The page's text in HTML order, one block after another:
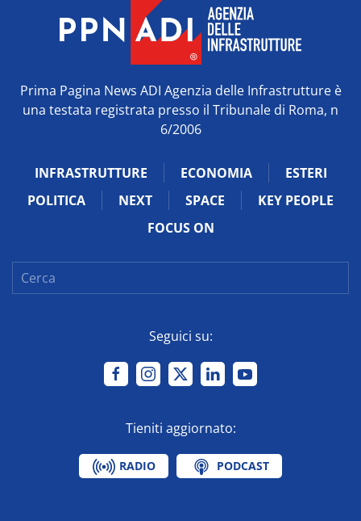
Prima Pagina News ADI Agenzia delle Infrastrutture è
una testata registrata presso il Tribunale di Roma, n
6/2006
INFRASTRUTTURE ECONOMIA
ESTERI
POLITICA
NEXT SPACE
KEY PEOPLE
FOCUS ON
Seguici su:
Tieniti aggiornato:
RADIO PODCAST